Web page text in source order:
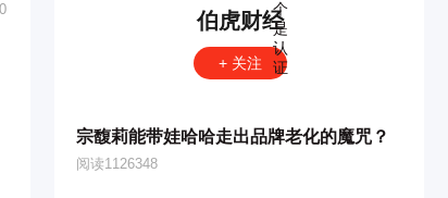
0 伯虎财经
+ 关注
宗馥莉能带娃哈哈走出品牌老化的魔咒？
阅读1126348